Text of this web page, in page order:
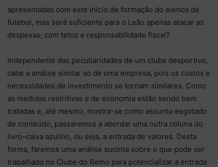
apresentadas com este início de formação do elenco de
futebol, mas será suficiente para o Leão apenas atacar as
despesas, com tetos e responsabilidade fiscal?
Independente das peculiaridades de um clube desportivo,
cabe a análise similar ao de uma empresa, pois os custos e
necessidades de investimento se tornam similares. Como
as medidas restritivas e de economia estão sendo bem
tratadas e, até mesmo, mostra-se como assunto esgotado
de conteúdo, passaremos a abordar uma outra coluna do
livro-caixa azulino, ou seja, a entrada de valores. Desta
forma, faremos uma análise sucinta sobre o que pode ser
trabalhado no Clube do Remo para potencializar a entrada